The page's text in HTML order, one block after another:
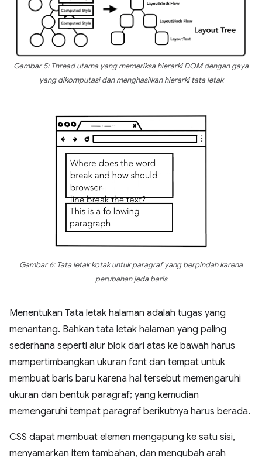
Gambar 5: Thread utama yang memeriksa hierarki DOM dengan gaya
yang dikomputasi dan menghasilkan hierarki tata letak
Gambar 6: Tata letak kotak untuk paragraf yang berpindah karena
perubahan jeda baris
Menentukan Tata letak halaman adalah tugas yang
menantang. Bahkan tata letak halaman yang paling
sederhana seperti alur blok dari atas ke bawah harus
mempertimbangkan ukuran font dan tempat untuk
membuat baris baru karena hal tersebut memengaruhi
ukuran dan bentuk paragraf; yang kemudian
memengaruhi tempat paragraf berikutnya harus berada.
CSS dapat membuat elemen mengapung ke satu sisi,
menyamarkan item tambahan, dan mengubah arah